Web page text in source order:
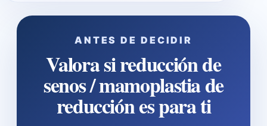
ANTES DE DECIDIR
Valora si reducción de
senos / mamoplastia de
reducción es para ti